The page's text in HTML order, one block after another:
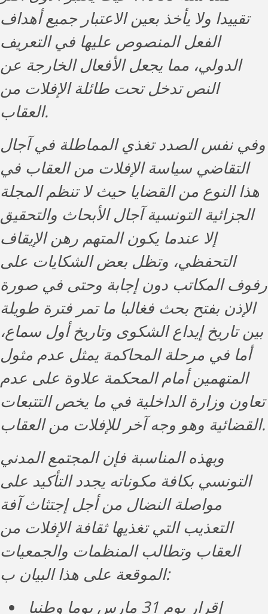
تقييدا ولا يأخذ بعين الاعتبار جميع أهداف
الفعل المنصوص عليها في التعريف
الدولي، مما يجعل الأفعال الخارجة عن
النص تدخل تحت طائلة الإفلات من
العقاب.
وفي نفس الصدد تغذي المماطلة في آجال
التقاضي سياسة الإفلات من العقاب في
هذا النوع من القضايا حيث لا تنظم المجلة
الجزائية التونسية آجال الأبحاث والتحقيق
إلا عندما يكون المتهم رهن الإيقاف
التحفظي، وتظل بعض الشكايات على
رفوف المكاتب دون إجابة وحتى في صورة
الإذن بفتح بحث ‏فغالبا ما تمر فترة طويلة
بين تاريخ إيداع الشكوى وتاريخ أول سماع،
أما في مرحلة المحاكمة يمثل عدم مثول
المتهمين أمام المحكمة علاوة على عدم
تعاون وزارة الداخلية في ما يخص التتبعات
القضائية وهو وجه آخر للإفلات من العقاب.
‏وبهذه المناسبة فإن المجتمع المدني
التونسي بكافة مكوناته يجدد التأكيد على
مواصلة النضال من أجل إجتثاث آفة
التعذيب التي تغذيها ثقافة الإفلات من
العقاب وتطالب المنظمات والجمعيات
الموقعة على هذا البيان ب: